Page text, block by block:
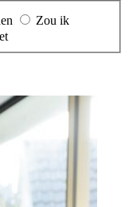
Zou ik